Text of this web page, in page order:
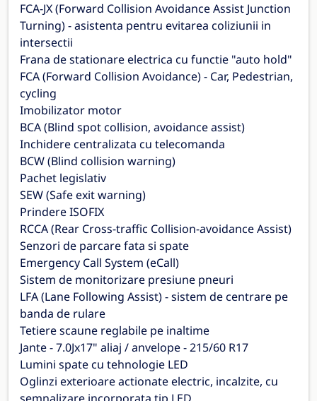
FCA-JX (Forward Collision Avoidance Assist Junction
Turning) - asistenta pentru evitarea coliziunii in
intersectii
Frana de stationare electrica cu functie "auto hold"
FCA (Forward Collision Avoidance) - Car, Pedestrian,
cycling
Imobilizator motor
BCA (Blind spot collision, avoidance assist)
Inchidere centralizata cu telecomanda
BCW (Blind collision warning)
Pachet legislativ
SEW (Safe exit warning)
Prindere ISOFIX
RCCA (Rear Cross-traffic Collision-avoidance Assist)
Senzori de parcare fata si spate
Emergency Call System (eCall)
Sistem de monitorizare presiune pneuri
LFA (Lane Following Assist) - sistem de centrare pe
banda de rulare
Tetiere scaune reglabile pe inaltime
Jante - 7.0Jx17" aliaj / anvelope - 215/60 R17
Lumini spate cu tehnologie LED
Oglinzi exterioare actionate electric, incalzite, cu